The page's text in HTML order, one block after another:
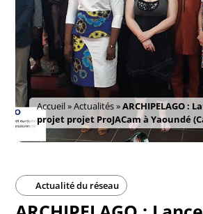
Accueil»Actualités»ARCHIPELAGO :
projet projet ProJACam à Yaoundé
Actualité du réseau